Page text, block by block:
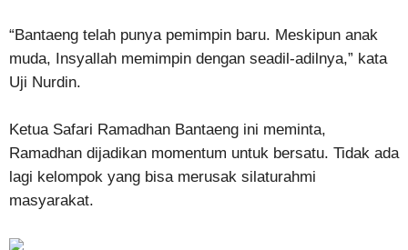
“Bantaeng telah punya pemimpin baru. Meskipun anak
muda, Insyallah memimpin dengan seadil-adilnya,” kata
Uji Nurdin.
Ketua Safari Ramadhan Bantaeng ini meminta,
Ramadhan dijadikan momentum untuk bersatu. Tidak ada
lagi kelompok yang bisa merusak silaturahmi
masyarakat.